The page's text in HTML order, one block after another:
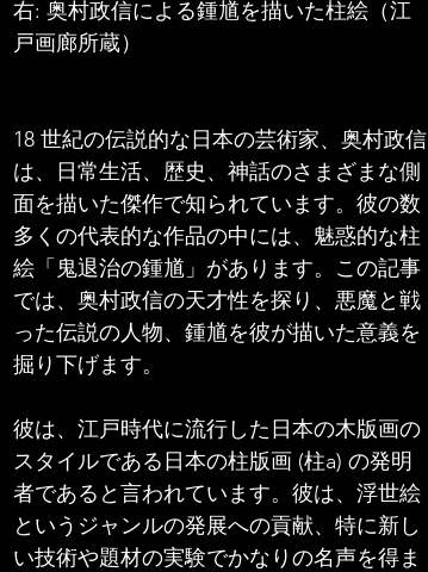
右: 奥村政信による鍾馗を描いた柱絵（江
戸画廊所蔵）
18 世紀の伝説的な日本の芸術家、奥村政信
は、日常生活、歴史、神話のさまざまな側
面を描いた傑作で知られています。彼の数
多くの代表的な作品の中には、魅惑的な柱
絵「鬼退治の鍾馗」があります。この記事
では、奥村政信の天才性を探り、悪魔と戦
った伝説の人物、鍾馗を彼が描いた意義を
掘り下げます。
彼は、江戸時代に流行した日本の木版画の
スタイルである日本の柱版画 (柱a) の発明
者であると言われています。彼は、浮世絵
というジャンルの発展への貢献、特に新し
い技術や題材の実験でかなりの名声を得ま